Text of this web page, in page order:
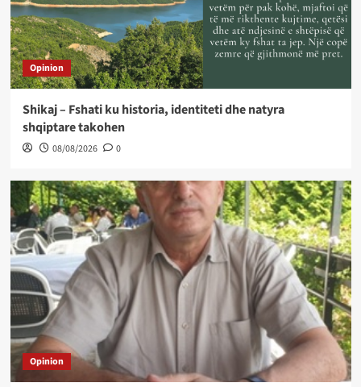
Opinion
Shikaj – Fshati ku historia, identiteti dhe natyra
shqiptare takohen
08/08/2026 0
Opinion